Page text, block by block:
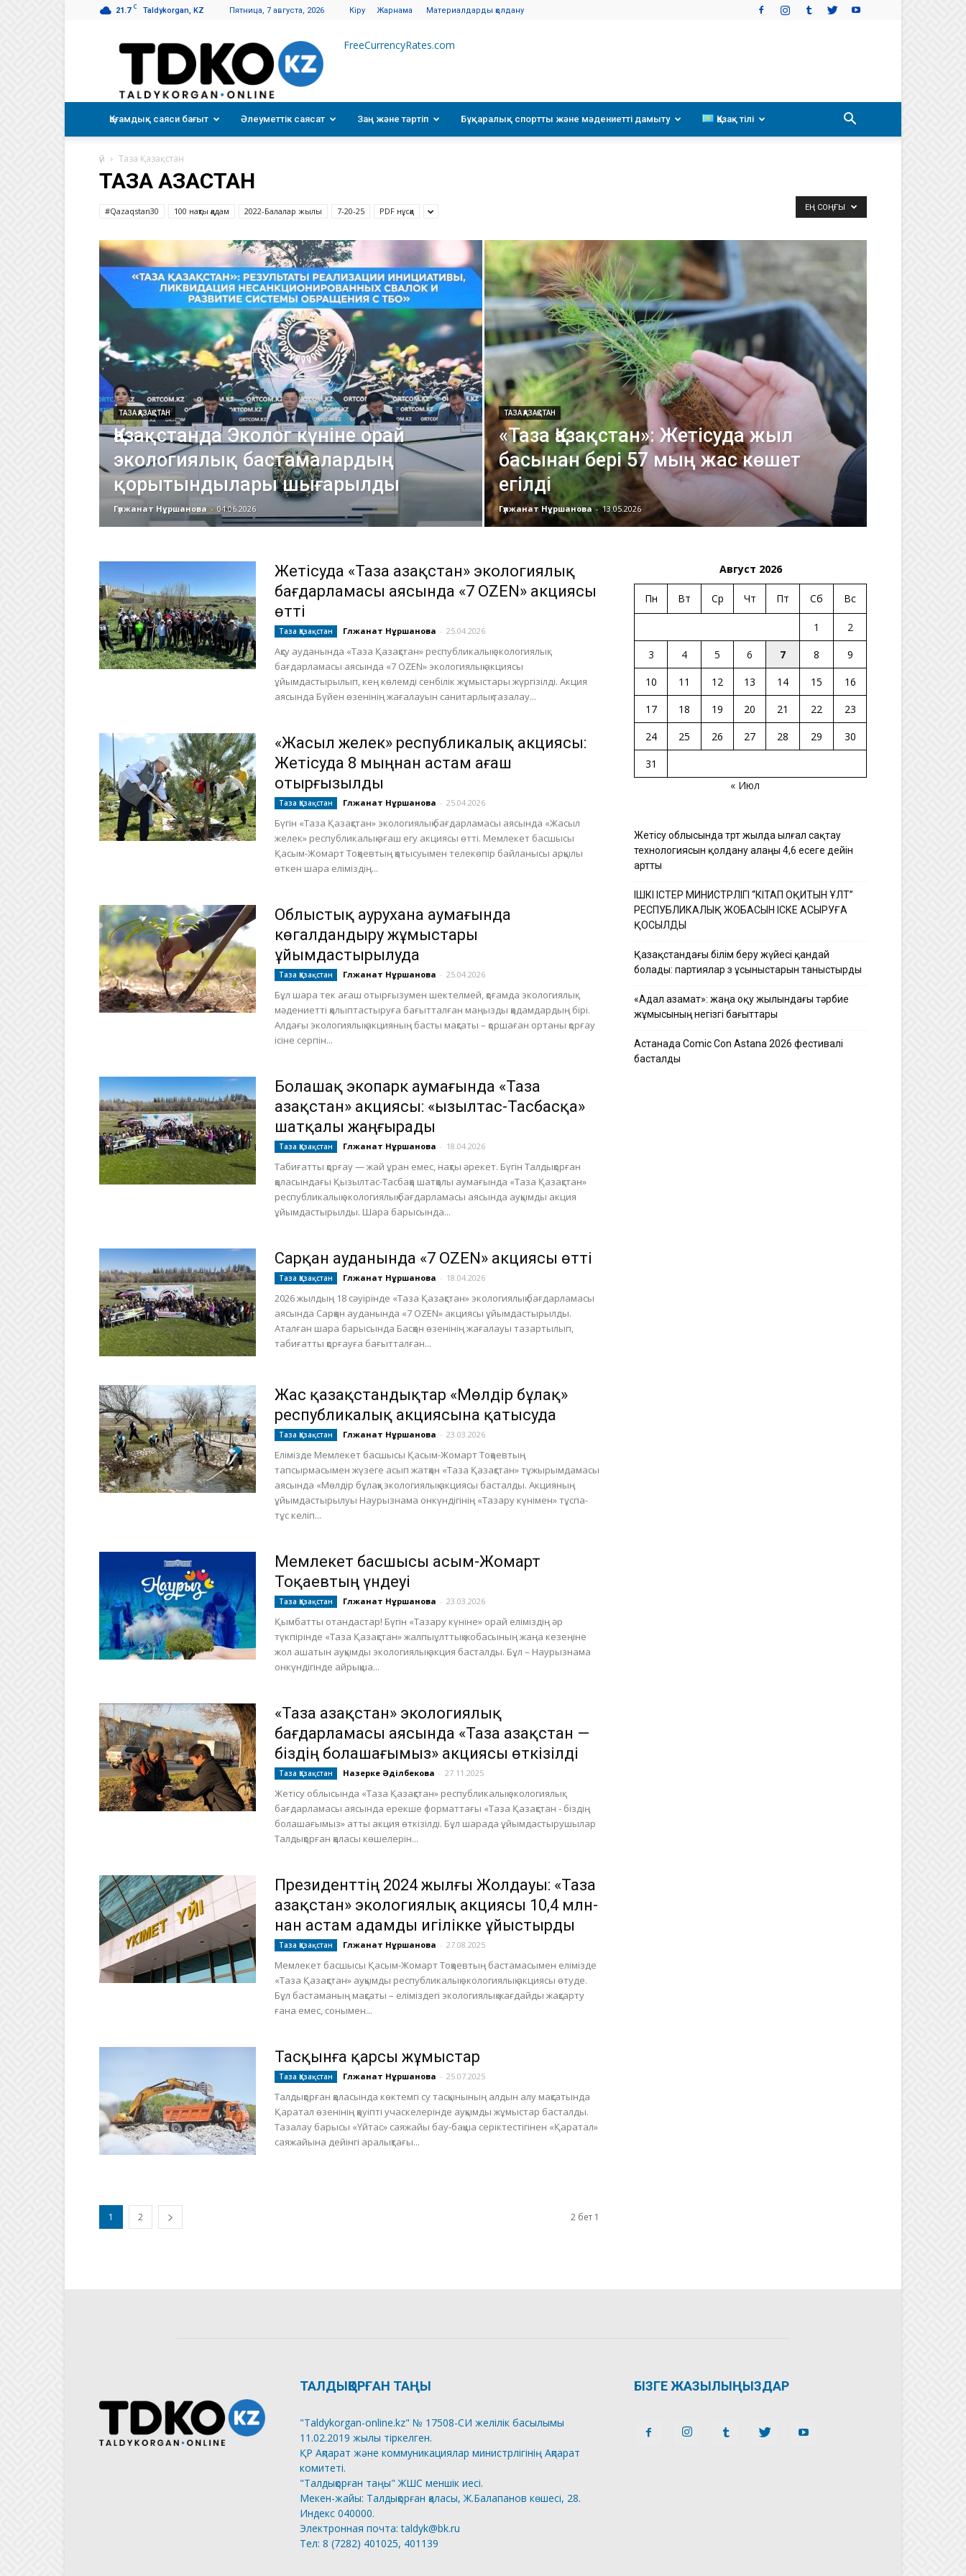
21.7 C Taldykorgan, KZ Пятница, 7 августа, 2026 Кіру Жарнама Материалдарды қолдану
Талдықорған
FreeCurrencyRates.com
Қоғамдық саяси бағыт Әлеуметтік саясат Заң және тәртіп Бұқаралық спортты және мәдениетті дамыту Қазақ тілі
үй Таза Қазақстан
ТАЗА ҚАЗАҚСТАН
#Qazaqstan30 100 нақты қадам 2022-Балалар жылы 7-20-25 PDF нұсқа ЕҢ СОҢҒЫ
ТАЗА ҚАЗАҚСТАН
Қазақстанда Эколог күніне орай
экологиялық бастамалардың
қорытындылары шығарылды
Гүлжанат Нұршанова - 04.06.2026
ТАЗА ҚАЗАҚСТАН
«Таза Қазақстан»: Жетісуда жыл
басынан бері 57 мың жас көшет
егілді
Гүлжанат Нұршанова - 13.05.2026
Жетісуда «Таза Қазақстан» экологиялық
бағдарламасы аясында «7 OZEN» акциясы
өтті
Таза Қазақстан Гүлжанат Нұршанова - 25.04.2026
Ақсу ауданында «Таза Қазақстан» республикалық экологиялық
бағдарламасы аясында «7 OZEN» экологиялық акциясы
ұйымдастырылып, кең көлемді сенбілік жұмыстары жүргізілді. Акция
аясында Бүйен өзенінің жағалауын санитарлық тазалау...
«Жасыл желек» республикалық акциясы:
Жетісуда 8 мыңнан астам ағаш
отырғызылды
Таза Қазақстан Гүлжанат Нұршанова - 25.04.2026
Бүгін «Таза Қазақстан» экологиялық бағдарламасы аясында «Жасыл
желек» республикалық ағаш егу акциясы өтті. Мемлекет басшысы
Қасым-Жомарт Тоқаевтың қатысуымен телекөпір байланысы арқылы
өткен шара еліміздің...
Облыстық аурухана аумағында
көгалдандыру жұмыстары
ұйымдастырылуда
Таза Қазақстан Гүлжанат Нұршанова - 25.04.2026
Бұл шара тек ағаш отырғызумен шектелмей, қоғамда экологиялық
мәдениетті қалыптастыруға бағытталған маңызды қадамдардың бірі.
Алдағы экологиялық акцияның басты мақсаты – қоршаған ортаны қорғау
ісіне серпін...
Болашақ экопарк аумағында «Таза
Қазақстан» акциясы: «Қызылтас-Тасбасқа»
шатқалы жаңғырады
Таза Қазақстан Гүлжанат Нұршанова - 18.04.2026
Табиғатты қорғау — жай ұран емес, нақты әрекет. Бүгін Талдықорған
қаласындағы Қызылтас-Тасбақа шатқалы аумағында «Таза Қазақстан»
республикалық экологиялық бағдарламасы аясында ауқымды акция
ұйымдастырылды. Шара барысында...
Сарқан ауданында «7 OZEN» акциясы өтті
Таза Қазақстан Гүлжанат Нұршанова - 18.04.2026
2026 жылдың 18 сәуірінде «Таза Қазақстан» экологиялық бағдарламасы
аясында Сарқан ауданында «7 OZEN» акциясы ұйымдастырылды.
Аталған шара барысында Басқан өзенінің жағалауы тазартылып,
табиғатты қорғауға бағытталған...
Жас қазақстандықтар «Мөлдір бұлақ»
республикалық акциясына қатысуда
Таза Қазақстан Гүлжанат Нұршанова - 23.03.2026
Елімізде Мемлекет басшысы Қасым-Жомарт Тоқаевтың
тапсырмасымен жүзеге асып жатқан «Таза Қазақстан» тұжырымдамасы
аясында «Мөлдір бұлақ» экологиялық акциясы басталды. Акцияның
ұйымдастырылуы Наурызнама онкүндігінің «Тазару күнімен» тұспа-
тұс келіп...
Мемлекет басшысы Қасым-Жомарт
Тоқаевтың үндеуі
Таза Қазақстан Гүлжанат Нұршанова - 23.03.2026
Қымбатты отандастар! Бүгін «Тазару күніне» орай еліміздің әр
түкпірінде «Таза Қазақстан» жалпыұлттық жобасының жаңа кезеңіне
жол ашатын ауқымды экологиялық акция басталды. Бұл – Наурызнама
онкүндігінде айрықша...
«Таза Қазақстан» экологиялық
бағдарламасы аясында «Таза Қазақстан —
біздің болашағымыз» акциясы өткізілді
Таза Қазақстан Назерке Әділбекова - 27.11.2025
Жетісу облысында «Таза Қазақстан» республикалық экологиялық
бағдарламасы аясында ерекше форматтағы «Таза Қазақстан - біздің
болашағымыз» атты акция өткізілді. Бұл шарада ұйымдастырушылар
Талдықорған қаласы көшелерін...
Президенттің 2024 жылғы Жолдауы: «Таза
Қазақстан» экологиялық акциясы 10,4 млн-
нан астам адамды игілікке ұйыстырды
Таза Қазақстан Гүлжанат Нұршанова - 27.08.2025
Мемлекет басшысы Қасым-Жомарт Тоқаевтың бастамасымен елімізде
«Таза Қазақстан» ауқымды республикалық экологиялық акциясы өтуде.
Бұл бастаманың мақсаты – еліміздегі экологиялық жағдайды жақсарту
ғана емес, сонымен...
Тасқынға қарсы жұмыстар
Таза Қазақстан Гүлжанат Нұршанова - 25.07.2025
Талдықорған қаласында көктемгі су тасқынының алдын алу мақсатында
Қаратал өзенінің қауіпті учаскелерінде ауқымды жұмыстар басталды.
Тазалау барысы «Үйтас» саяжайы бау-бақша серіктестігінен «Қаратал»
саяжайына дейінгі аралықтағы...
1 2 2 бет 1
Август 2026
Пн Вт Ср Чт Пт Сб Вс
1
2
3
4 5 6 7 8
9
10
11 12 13 14 15
16
17
18 19 20 21 22
23
24
25 26 27 28 29
30
31
« Июл
Жетісу облысында төрт жылда ылғал сақтау
технологиясын қолдану алаңы 4,6 есеге дейін
артты
ІШКІ ІСТЕР МИНИСТРЛІГІ “КІТАП ОҚИТЫН ҰЛТ”
РЕСПУБЛИКАЛЫҚ ЖОБАСЫН ІСКЕ АСЫРУҒА
ҚОСЫЛДЫ
Қазақстандағы білім беру жүйесі қандай
болады: партиялар өз ұсыныстарын таныстырды
«Адал азамат»: жаңа оқу жылындағы тәрбие
жұмысының негізгі бағыттары
Астанада Comic Con Astana 2026 фестивалі
басталды
ТАЛДЫҚОРҒАН ТАҢЫ
"Taldykorgan-online.kz" № 17508-СИ желілік басылымы
11.02.2019 жылы тіркелген.
ҚР Ақпарат және коммуникациялар министрлігінің Ақпарат
комитеті.
"Талдықорған таңы" ЖШС меншік иесі.
Мекен-жайы: Талдықорған қаласы, Ж.Балапанов көшесі, 28.
Индекс 040000.
Электронная почта: taldyk@bk.ru
Тел: 8 (7282) 401025, 401139
БІЗГЕ ЖАЗЫЛЫҢЫЗДАР